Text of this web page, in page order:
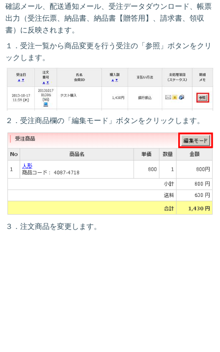
確認メール、配送通知メール、受注データダウンロード、帳票
出力（受注伝票、納品書、納品書【贈答用】、請求書、領収
書）に反映されます。
１．受注一覧から商品変更を行う受注の「参照 」ボタンをクリ
ックします。
２．受注商品欄の「編集モード 」ボタンをクリックします。
３．注文商品を変更します。